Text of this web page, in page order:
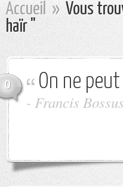
Accueil » Vous
haïr "
0 On ne
- Francis Bossus